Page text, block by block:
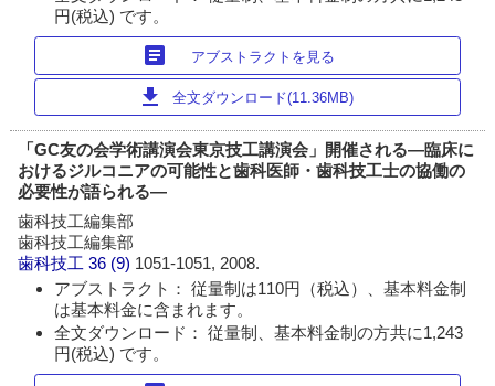
円(税込) です。
article アブストラクトを見る
download 全文ダウンロード(11.36MB)
「GC友の会学術講演会東京技工講演会」開催される―臨床に
おけるジルコニアの可能性と歯科医師・歯科技工士の協働の
必要性が語られる―
歯科技工編集部
歯科技工編集部
歯科技工 36 (9) 1051-1051, 2008.
アブストラクト： 従量制は110円（税込）、基本料金制
は基本料金に含まれます。
全文ダウンロード： 従量制、基本料金制の方共に1,243
円(税込) です。